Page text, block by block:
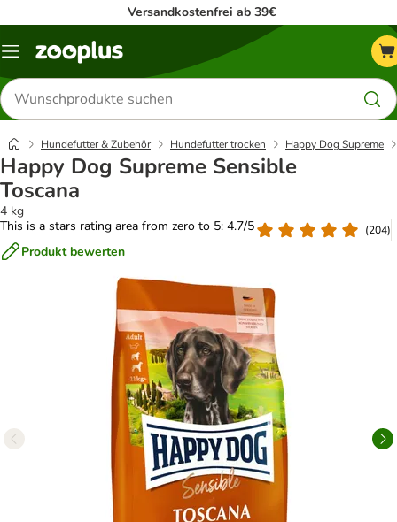
Versandkostenfrei ab 39€
Menü
Produkte
suchen
Hundefutter & Zubehör Hundefutter trocken Happy Dog Supreme
Happy Dog Supreme Sensible
Toscana
4 kg
This is a stars rating area from zero to 5: 4.7/5
(204)
Produkt bewerten